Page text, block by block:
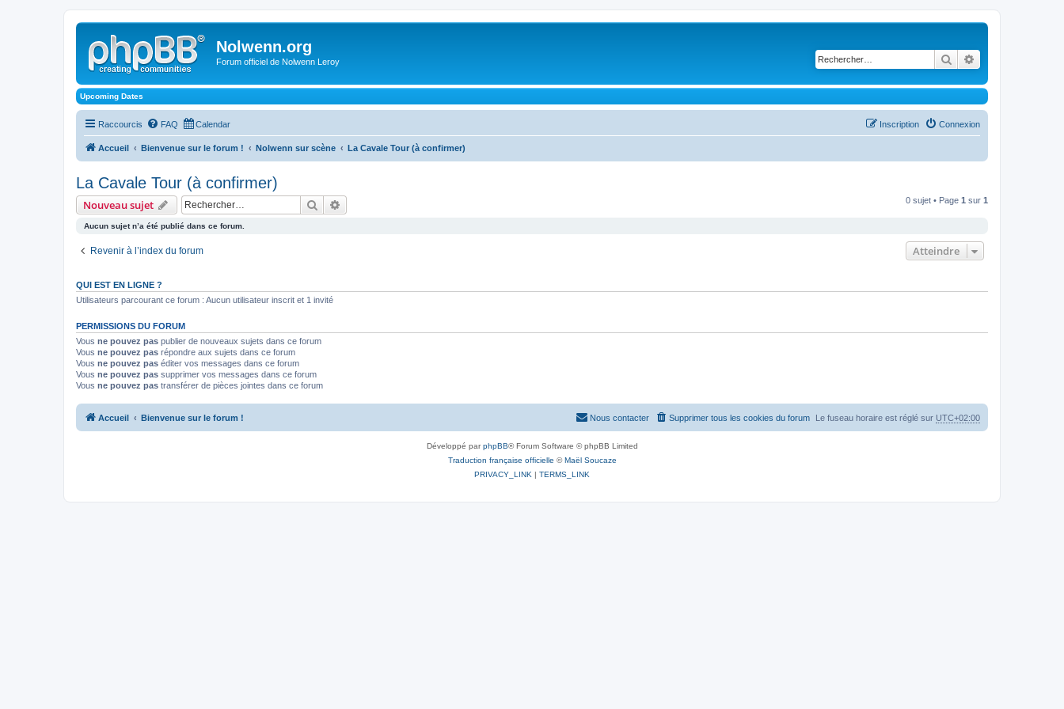
Nolwenn.org
Forum officiel de Nolwenn Leroy Rechercher
Upcoming Dates
Raccourcis FAQ Calendar Connexion
Inscription
Accueil Bienvenue sur le forum ! Nolwenn sur scène La Cavale Tour (à confirmer)
La Cavale Tour (à confirmer)
Nouveau sujet Rechercher 0 sujet • Page 1 sur 1
Aucun sujet n’a été publié dans ce forum.
Revenir à l’index du forum Atteindre
QUI EST EN LIGNE ?
Utilisateurs parcourant ce forum : Aucun utilisateur inscrit et 1 invité
PERMISSIONS DU FORUM
Vous ne pouvez pas publier de nouveaux sujets dans ce forum
Vous ne pouvez pas répondre aux sujets dans ce forum
Vous ne pouvez pas éditer vos messages dans ce forum
Vous ne pouvez pas supprimer vos messages dans ce forum
Vous ne pouvez pas transférer de pièces jointes dans ce forum
Accueil Bienvenue sur le forum ! Le fuseau horaire est réglé sur UTC+02:00
Supprimer tous les cookies du forum
Nous contacter
Développé parphpBB® Forum Software © phpBB Limited
Traduction française officielle ©Maël Soucaze
PRIVACY_LINK | TERMS_LINK